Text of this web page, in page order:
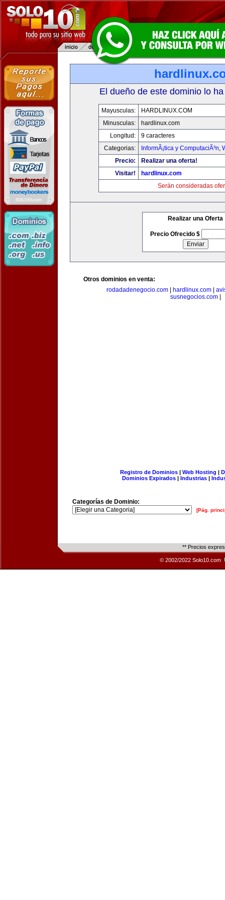
El dueño de este dominio lo
Mayusculas:
HARDLINUX.COM
Minusculas:
hardlinux.com
Longitud:
9 caracteres
Categorias:
InformÃ¡tica y ComputaciÃ³n,
Precio:
Realizar una oferta!
Visitar!
hardlinux.com
Serán consideradas
Realizar una Oferta
Precio Ofrecido $
Otros dominios en venta:
rodadadenegocio.com| hardlinux.com|
susnegocios.com|
Registro de Dominios| Web Hosting |
Dominios Expirados | Industrias |
Categorías de Dominio:
[Pág.
** Precios
© 2002/2022 Solo10.com